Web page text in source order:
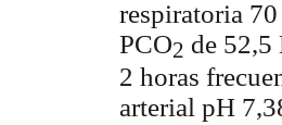
respiratoria
PCO2 de 52,5
2 horas
arterial pH